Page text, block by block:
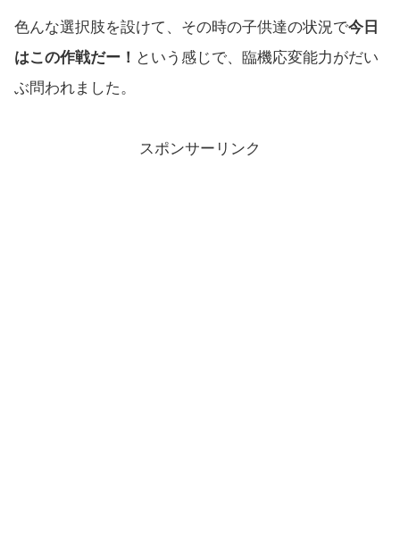
色んな選択肢を設けて、その時の子供達の状況で今日
はこの作戦だー！ という感じで、臨機応変能力がだい
ぶ問われました。
スポンサーリンク